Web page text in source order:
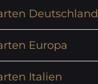
Deutschland
Europa
Italien